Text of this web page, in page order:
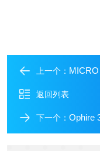
上一个：
返回列表
下一个： Ophire